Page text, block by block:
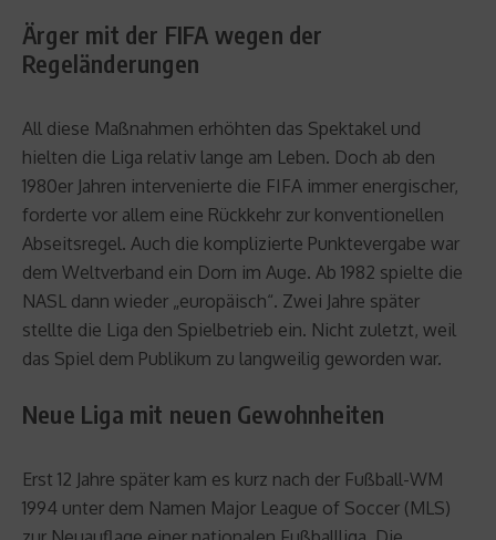
Ärger mit der FIFA wegen der
Regeländerungen
All diese Maßnahmen erhöhten das Spektakel und
hielten die Liga relativ lange am Leben. Doch ab den
1980er Jahren intervenierte die FIFA immer energischer,
forderte vor allem eine Rückkehr zur konventionellen
Abseitsregel. Auch die komplizierte Punktevergabe war
dem Weltverband ein Dorn im Auge. Ab 1982 spielte die
NASL dann wieder „europäisch“. Zwei Jahre später
stellte die Liga den Spielbetrieb ein. Nicht zuletzt, weil
das Spiel dem Publikum zu langweilig geworden war.
Neue Liga mit neuen Gewohnheiten
Erst 12 Jahre später kam es kurz nach der Fußball-WM
1994 unter dem Namen Major League of Soccer (MLS)